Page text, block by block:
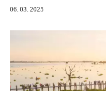
06. 03. 2025